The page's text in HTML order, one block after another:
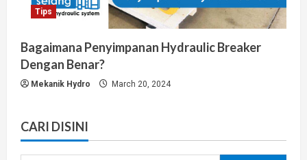
Tips
Bagaimana Penyimpanan Hydraulic Breaker
Dengan Benar?
Mekanik Hydro March 20, 2024
CARI DISINI